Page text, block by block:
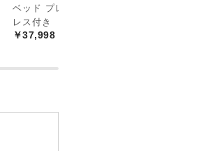
たシン
引き出
で
ベッド プレミアムマット
レス付き
￥37,998